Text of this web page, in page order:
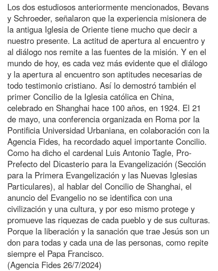
Los dos estudiosos anteriormente mencionados, Bevans
y Schroeder, señalaron que la experiencia misionera de
la antigua Iglesia de Oriente tiene mucho que decir a
nuestro presente. La actitud de apertura al encuentro y
al diálogo nos remite a las fuentes de la misión. Y en el
mundo de hoy, es cada vez más evidente que el diálogo
y la apertura al encuentro son aptitudes necesarias de
todo testimonio cristiano. Así lo demostró también el
primer Concilio de la Iglesia católica en China,
celebrado en Shanghai hace 100 años, en 1924. El 21
de mayo, una conferencia organizada en Roma por la
Pontificia Universidad Urbaniana, en colaboración con la
Agencia Fides, ha recordado aquel importante Concilio.
Como ha dicho el cardenal Luis Antonio Tagle, Pro-
Prefecto del Dicasterio para la Evangelización (Sección
para la Primera Evangelización y las Nuevas Iglesias
Particulares), al hablar del Concilio de Shanghai, el
anuncio del Evangelio no se identifica con una
civilización y una cultura, y por eso mismo protege y
promueve las riquezas de cada pueblo y de sus culturas.
Porque la liberación y la sanación que trae Jesús son un
don para todas y cada una de las personas, como repite
siempre el Papa Francisco.
(Agencia Fides 26/7/2024)